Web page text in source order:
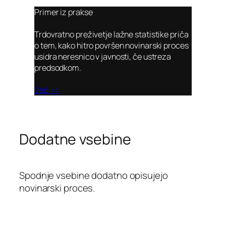
Primer iz prakse
Trdovratno preživetje lažne statistike priča
o tem, kako hitro površen novinarski proces
usidra neresnico v javnosti, če ustreza
predsodkom.
Več >>
Dodatne vsebine
Spodnje vsebine dodatno opisujejo
novinarski proces.